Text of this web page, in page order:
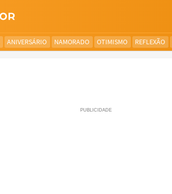
ANIVERSÁRIO NAMORADO OTIMISMO REFLEXÃO